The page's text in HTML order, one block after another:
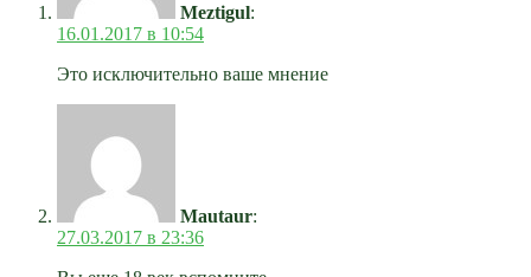
Meztigul:
16.01.2017 в 10:54
Это исключительно ваше мнение
Mautaur:
27.03.2017 в 23:36